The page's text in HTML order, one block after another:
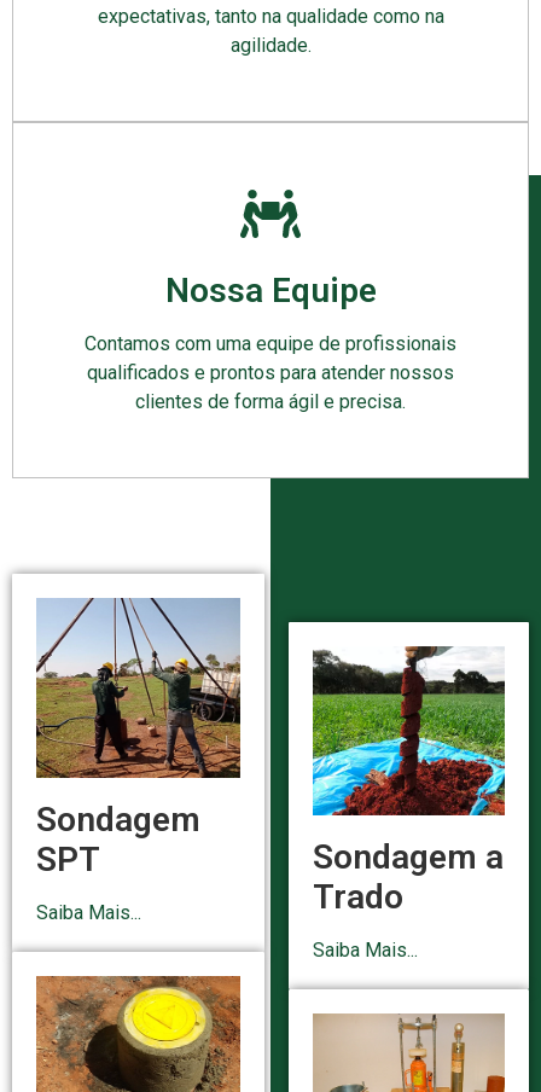
expectativas, tanto na qualidade como na
agilidade.
Nossa Equipe
Contamos com uma equipe de profissionais
qualificados e prontos para atender nossos
clientes de forma ágil e precisa.
Sondagem
SPT
Saiba Mais...
Sondagem a
Trado
Saiba Mais...